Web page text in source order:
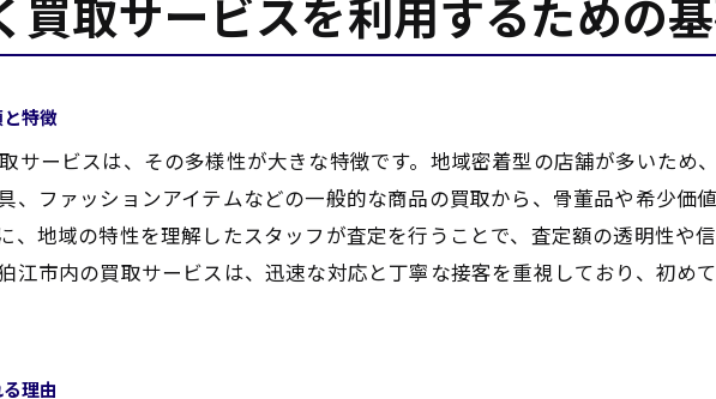
買取の流れを把握して効率的な取引を実現する方法
狛江市での買取手続きの基本的な流れ
買取の際に必要な書類と準備
スムーズな取引のための時間管理術
買取査定時に質問すべき重要ポイント
取引終了後のフォローアップの重要性
買取サービスを利用するための
特徴
サービスは、その多様性が大きな特徴です。地域密着型の店舗が多いため
、ファッションアイテムなどの一般的な商品の買取から、骨董品や希少価
、地域の特性を理解したスタッフが査定を行うことで、査定額の透明性や
江市内の買取サービスは、迅速な対応と丁寧な接客を重視しており、初め
理由